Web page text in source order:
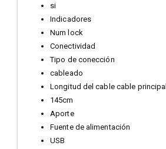
si
Indicadores
Num lock
Conectividad
Tipo de conección
cableado
Longitud del cable cable principal
145cm
Aporte
Fuente de alimentación
USB